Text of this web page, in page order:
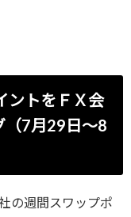
ントをＦＸ会
（7月29日～8
の週間スワップポ